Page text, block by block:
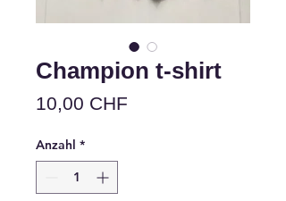
Champion t-shirt
10,00 CHF
Anzahl *